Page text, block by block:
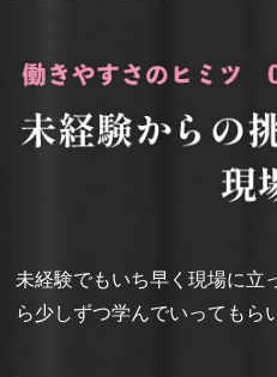
未経験でもいち早く現場に立
ら少しずつ学んでいってもら